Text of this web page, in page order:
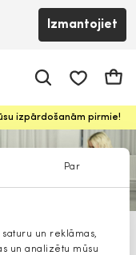
Par
un reklāmas,
un analizētu mūsu
Izmantojiet
izpārdošanām pirmie!